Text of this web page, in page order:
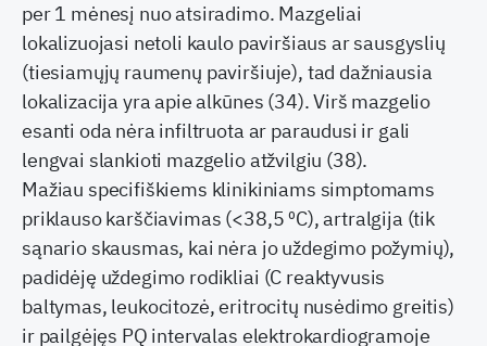
per 1 mėnesį nuo atsiradimo. Mazgeliai
lokalizuojasi netoli kaulo paviršiaus ar sausgyslių
(tiesiamųjų raumenų paviršiuje), tad dažniausia
lokalizacija yra apie alkūnes (34). Virš mazgelio
esanti oda nėra infiltruota ar paraudusi ir gali
lengvai slankioti mazgelio atžvilgiu (38).
Mažiau specifiškiems klinikiniams simptomams
priklauso karščiavimas (<38,5 ⁰C), artralgija (tik
sąnario skausmas, kai nėra jo uždegimo požymių),
padidėję uždegimo rodikliai (C reaktyvusis
baltymas, leukocitozė, eritrocitų nusėdimo greitis)
ir pailgėjęs PQ intervalas elektrokardiogramoje